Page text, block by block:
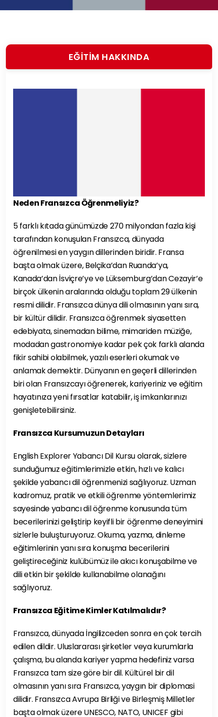
EĞİTİM HAKKINDA
Neden Fransızca Öğrenmeliyiz?
5 farklı kıtada günümüzde 270 milyondan fazla kişi
tarafından konuşulan Fransızca, dünyada
öğrenilmesi en yaygın dillerinden biridir. Fransa
başta olmak üzere, Belçika’dan Ruanda’ya,
Kanada’dan İsviçre’ye ve Lüksemburg’dan Cezayir’e
birçok ülkenin aralarında olduğu toplam 29 ülkenin
resmi dilidir. Fransızca dünya dili olmasının yanı sıra,
bir kültür dilidir. Fransızca öğrenmek siyasetten
edebiyata, sinemadan bilime, mimariden müziğe,
modadan gastronomiye kadar pek çok farklı alanda
fikir sahibi olabilmek, yazılı eserleri okumak ve
anlamak demektir. Dünyanın en geçerli dillerinden
biri olan Fransızcayı öğrenerek, kariyeriniz ve eğitim
hayatınıza yeni fırsatlar katabilir, iş imkanlarınızı
genişletebilirsiniz.
Fransızca Kursumuzun Detayları
English Explorer Yabancı Dil Kursu olarak, sizlere
sunduğumuz eğitimlerimizle etkin, hızlı ve kalıcı
şekilde yabancı dil öğrenmenizi sağlıyoruz. Uzman
kadromuz, pratik ve etkili öğrenme yöntemlerimiz
sayesinde yabancı dil öğrenme konusunda tüm
becerilerinizi geliştirip keyifli bir öğrenme deneyimini
sizlerle buluşturuyoruz. Okuma, yazma, dinleme
eğitimlerinin yanı sıra konuşma becerilerini
geliştireceğiniz kulübümüz ile akıcı konuşabilme ve
dili etkin bir şekilde kullanabilme olanağını
sağlıyoruz.
Fransızca Eğitime Kimler Katılmalıdır?
Fransızca, dünyada İngilizceden sonra en çok tercih
edilen dildir. Uluslararası şirketler veya kurumlarla
çalışma, bu alanda kariyer yapma hedefiniz varsa
Fransızca tam size göre bir dil. Kültürel bir dil
olmasının yanı sıra Fransızca, yaygın bir diplomasi
dilidir. Fransızca Avrupa Birliği ve Birleşmiş Milletler
başta olmak üzere UNESCO, NATO, UNICEF gibi